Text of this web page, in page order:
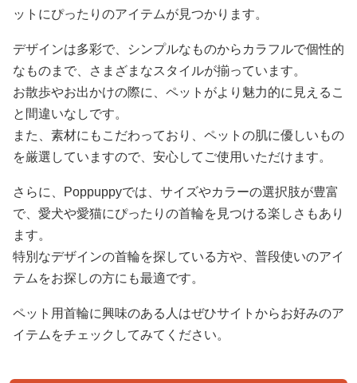
ットにぴったりのアイテムが見つかります。
デザインは多彩で、シンプルなものからカラフルで個性的
なものまで、さまざまなスタイルが揃っています。
お散歩やお出かけの際に、ペットがより魅力的に見えるこ
と間違いなしです。
また、素材にもこだわっており、ペットの肌に優しいもの
を厳選していますので、安心してご使用いただけます。
さらに、Poppuppyでは、サイズやカラーの選択肢が豊富
で、愛犬や愛猫にぴったりの首輪を見つける楽しさもあり
ます。
特別なデザインの首輪を探している方や、普段使いのアイ
テムをお探しの方にも最適です。
ペット用首輪に興味のある人はぜひサイトからお好みのア
イテムをチェックしてみてください。